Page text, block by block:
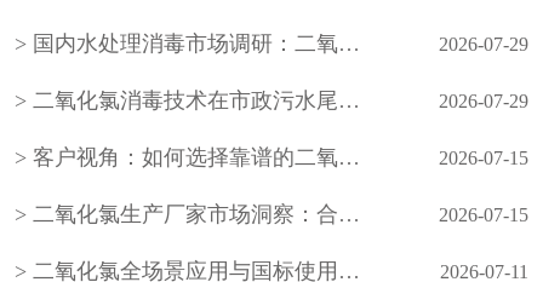
国内水处理消毒市场调研：二氧化氯生产企业产能与需求分析
2026-07-29
二氧化氯消毒技术在市政污水尾水深度处理中的应用 2026-07-29
客户视角：如何选择靠谱的二氧化氯生产厂家？ 2026-07-15
二氧化氯生产厂家市场洞察：合规、稳定、服务成客户核心选择 2026-07-15
二氧化氯全场景应用与国标使用规范（水处理 / 食品 / 医疗 / 养殖） 2026-07-11